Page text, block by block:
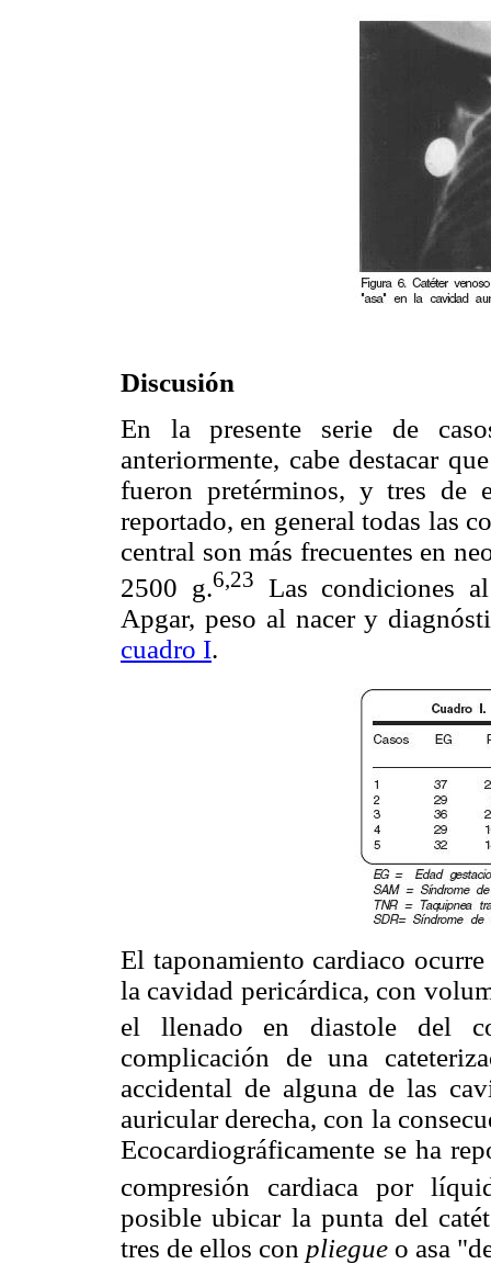
Discusión
En la presente serie de
anteriormente, cabe destacar
fueron pretérminos, y tres de
reportado, en general todas las
central son más frecuentes en
2500 g.6,23
Las condiciones
Apgar, peso al nacer y
cuadro I.
El taponamiento cardiaco
la cavidad pericárdica, con
el llenado en diastole del
complicación de una
accidental de alguna de las
auricular derecha, con la
Ecocardiográficamente se ha
compresión cardiaca por
posible ubicar la punta del
tres de ellos con pliegue o asa